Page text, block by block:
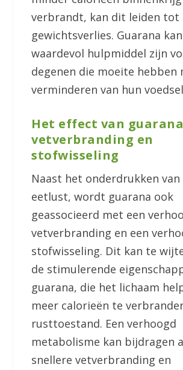
verbrandt, kan dit leiden tot
gewichtsverlies. Guarana
waardevol hulpmiddel zijn
degenen die moeite hebben
verminderen van hun
Het effect van
vetverbranding en
stofwisseling
Naast het onderdrukken van
eetlust, wordt guarana ook
geassocieerd met een
vetverbranding en een
stofwisseling. Dit kan te
de stimulerende
guarana, die het lichaam
meer calorieën te
rusttoestand. Een verhoogd
metabolisme kan bijdragen
snellere vetverbranding en